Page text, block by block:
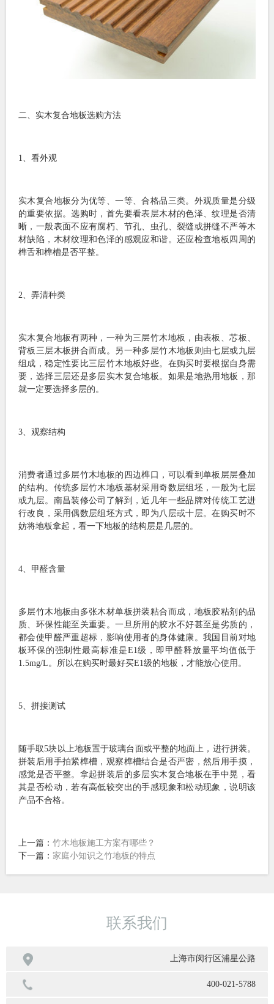
二、实木复合地板选购方法
1、看外观
实木复合地板分为优等、一等、合格品三类。外观质量是分级
的重要依据。选购时，首先要看表层木材的色泽、纹理是否清
晰，一般表面不应有腐朽、节孔、虫孔、裂缝或拼缝不严等木
材缺陷，木材纹理和色泽的感观应和谐。还应检查地板四周的
榫舌和榫槽是否平整。
2、弄清种类
实木复合地板有两种，一种为三层竹木地板，由表板、芯板、
背板三层木板拼合而成。另一种多层竹木地板则由七层或九层
组成，稳定性要比三层竹木地板好些。在购买时要根据自身需
要，选择三层还是多层实木复合地板。如果是地热用地板，那
就一定要选择多层的。
3、观察结构
消费者通过多层竹木地板的四边榫口，可以看到单板层层叠加
的结构。传统多层竹木地板基材采用奇数层组坯，一般为七层
或九层。南昌装修公司了解到，近几年一些品牌对传统工艺进
行改良，采用偶数层组坯方式，即为八层或十层。在购买时不
妨将地板拿起，看一下地板的结构层是几层的。
4、甲醛含量
多层竹木地板由多张木材单板拼装粘合而成，地板胶粘剂的品
质、环保性能至关重要。一旦所用的胶水不好甚至是劣质的，
都会使甲醛严重超标，影响使用者的身体健康。我国目前对地
板环保的强制性最高标准是E1级，即甲醛释放量平均值低于
1.5mg/L。所以在购买时最好买E1级的地板，才能放心使用。
5、拼接测试
随手取5块以上地板置于玻璃台面或平整的地面上，进行拼装。
拼装后用手拍紧榫槽，观察榫槽结合是否严密，然后用手摸，
感觉是否平整。拿起拼装后的多层实木复合地板在手中晃，看
其是否松动，若有高低较突出的手感现象和松动现象，说明该
产品不合格。
上一篇： 竹木地板施工方案有哪些？
下一篇： 家庭小知识之竹地板的特点
联系我们
 上海市闵行区浦星公路
400-021-5788